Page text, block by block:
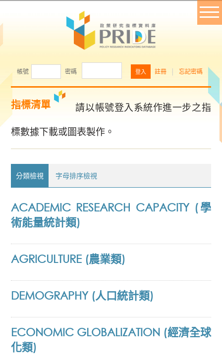
帳號 密碼 註冊 忘記密碼
指標清單 請以帳號登入系統作進一步之指
標數據下載或圖表製作。
分類檢視 字母排序檢視
ACADEMIC RESEARCH CAPACITY (學
術能量統計類)
AGRICULTURE (農業類)
DEMOGRAPHY (人口統計類)
ECONOMIC GLOBALIZATION (經濟全球
化類)